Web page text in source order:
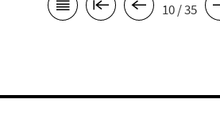
10 / 35